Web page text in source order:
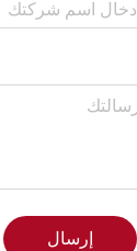
إرسال